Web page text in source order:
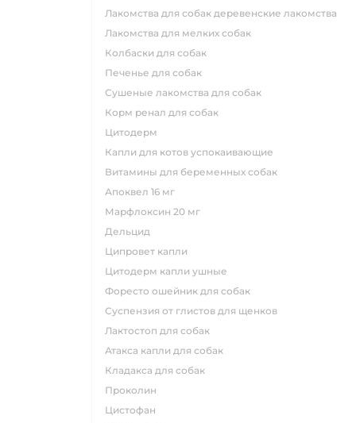
лакомства для собак деревенские лакомства
лакомства для мелких собак
колбаски для собак
печенье для собак
сушеные лакомства для собак
корм ренал для собак
цитодерм
капли для котов успокаивающие
витамины для беременных собак
апоквел 16 мг
марфлоксин 20 мг
дельцид
ципровет капли
цитодерм капли ушные
форесто ошейник для собак
суспензия от глистов для щенков
лактостоп для собак
атакса капли для собак
кладакса для собак
проколин
цистофан